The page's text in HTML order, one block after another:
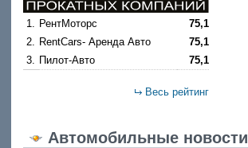
1. РентМоторс
75,1
2. RentCars- Аренда Авто
75,1
3. Пилот-Авто 75,1
Весь рейтинг
Автомобильные новости